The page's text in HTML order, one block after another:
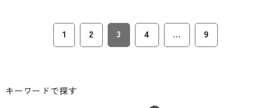
1 2 3 4 … 9
キーワードで探す